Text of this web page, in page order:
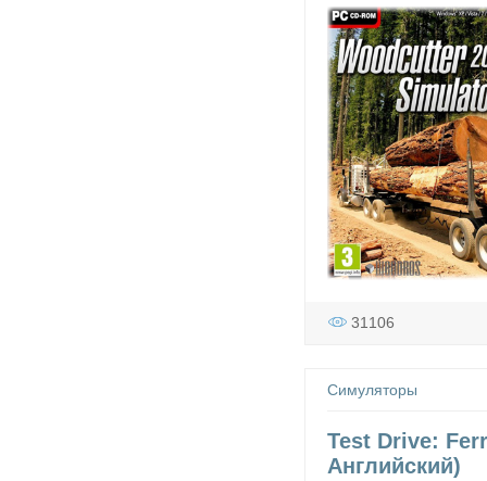
31106
Симуляторы
Test Drive:
Английский)